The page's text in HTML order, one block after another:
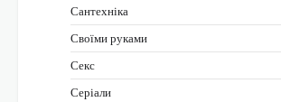
Сантехніка
Своїми руками
Секс
Серіали